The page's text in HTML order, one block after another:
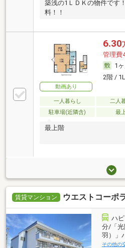
築浅の1ＬＤＫの物件です
料！！
動画あり
6.30
管理費
1ヶ
2階 /
一人暮らし 二人
駐車場(近隣含)
最
最上階
賃貸マンション ウエストコーポ
ハ
分/「光
羽）」
その他の